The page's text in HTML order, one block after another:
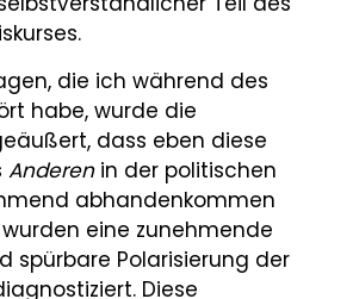
die ich während des
habe, wurde die
dass eben diese
Anderenin der politischen
abhandenkommen
eine zunehmende
spürbare Polarisierung der
Diese